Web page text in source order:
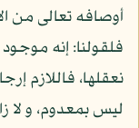
أوصافه تعالى من
فلقولنا: إنه
نعقلها، فاللازم
ليس بمعدوم، و لا